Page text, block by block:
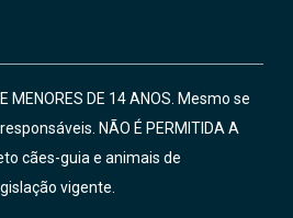
MENORES DE 14 ANOS. Mesmo se
NÃO É PERMITIDA A
cães-guia e animais de
vigente.